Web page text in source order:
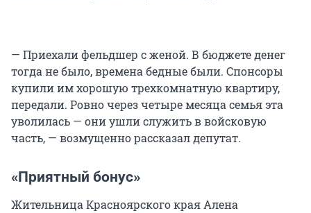
— Приехали фельдшер с женой. В бюджете денег
тогда не было, времена бедные были. Спонсоры
купили им хорошую трехкомнатную квартиру,
передали. Ровно через четыре месяца семья эта
уволилась — они ушли служить в войсковую
часть, — возмущенно рассказал депутат.
«Приятный бонус»
Жительница Красноярского края Алена